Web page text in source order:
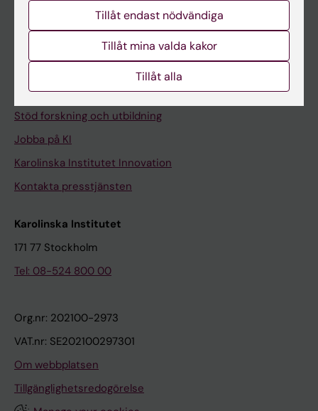
Medarbetarportalen
Universitetsbiblioteket
Stöd forskning och utbildning
Jobba på KI
Karolinska Institutet Innovation
Kontakta presstjänsten
Karolinska Institutet
171 77 Stockholm
Tel: 08-524 800 00
Org.nr: 202100-2973
VAT.nr: SE202100297301
Om webbplatsen
Tillgänglighetsredogörelse
Tillåt endast nödvändiga
Tillåt mina valda kakor
Tillåt alla